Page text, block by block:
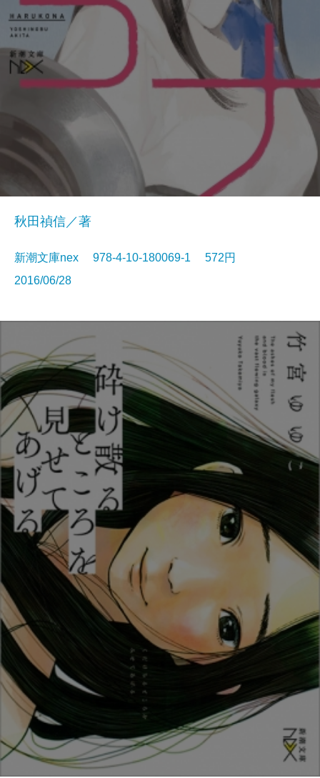
秋田禎信／著
新潮文庫nex 978-4-10-180069-1 572円
2016/06/28